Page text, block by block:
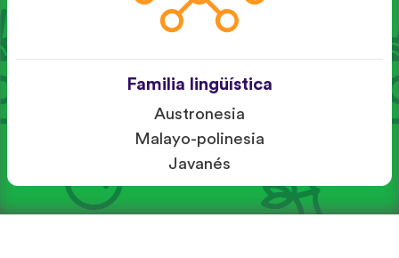
Familia lingüística
Austronesia
Malayo-polinesia
Javanés